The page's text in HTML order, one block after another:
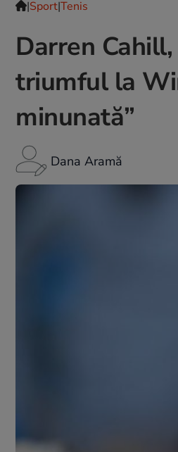
|Sport|Tenis
Darren
triumful la
minunată”
Dana Aramă